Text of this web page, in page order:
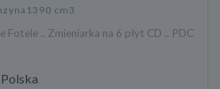
1390 cm3
Fotele .. Zmieniarka na 6 płyt CD .. PDC